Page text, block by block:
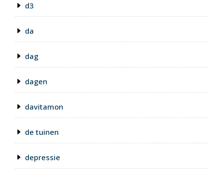
d3
da
dag
dagen
davitamon
de tuinen
depressie